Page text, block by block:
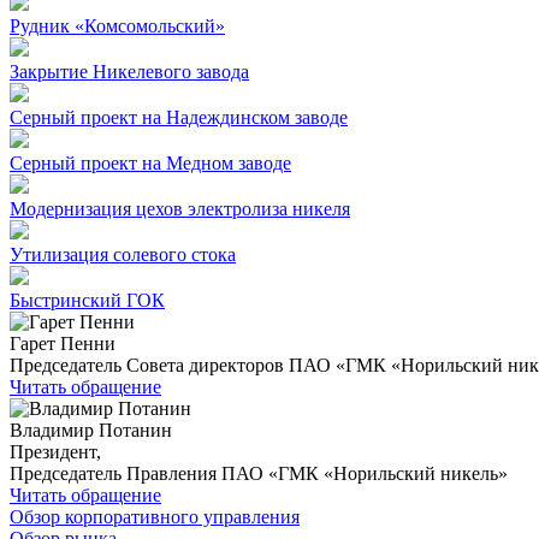
Рудник «Комсомольский»
Закрытие Никелевого завода
Серный проект на Надеждинском заводе
Серный проект на Медном заводе
Модернизация цехов электролиза никеля
Утилизация солевого стока
Быстринский ГОК
Гарет Пенни
Председатель Совета директоров ПАО «ГМК «Норильский
Читать обращение
Владимир Потанин
Президент,
Председатель Правления ПАО «ГМК «Норильский никель»
Читать обращение
Обзор корпоративного управления